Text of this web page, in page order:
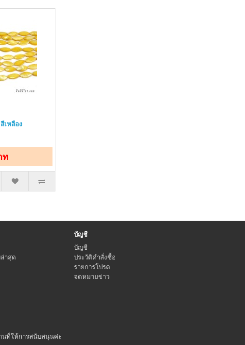
เหลือง
ท
าสุด
บัญชี
บัญชี
ประวัติคำสั่งซื้อ
รายการโปรด
จดหมายข่าว
นที่ให้การสนับสนุนค่ะ